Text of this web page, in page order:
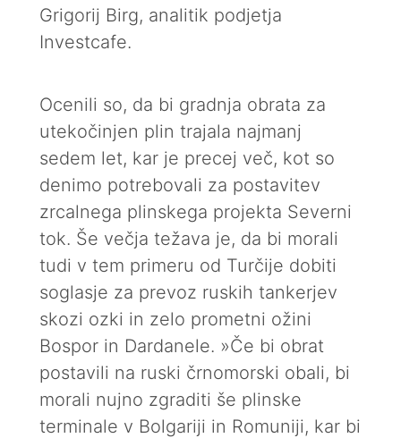
Grigorij Birg, analitik podjetja
Investcafe.
Ocenili so, da bi gradnja obrata za
utekočinjen plin trajala najmanj
sedem let, kar je precej več, kot so
denimo potrebovali za postavitev
zrcalnega plinskega projekta Severni
tok. Še večja težava je, da bi morali
tudi v tem primeru od Turčije dobiti
soglasje za prevoz ruskih tankerjev
skozi ozki in zelo prometni ožini
Bospor in Dardanele. »Če bi obrat
postavili na ruski črnomorski obali, bi
morali nujno zgraditi še plinske
terminale v Bolgariji in Romuniji, kar bi